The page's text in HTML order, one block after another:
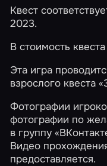
Квест
2023.
В стоимость
Эта игра
взрослого квеста
Фотографии
фотографии по
в группу
Видео
предоставляется.